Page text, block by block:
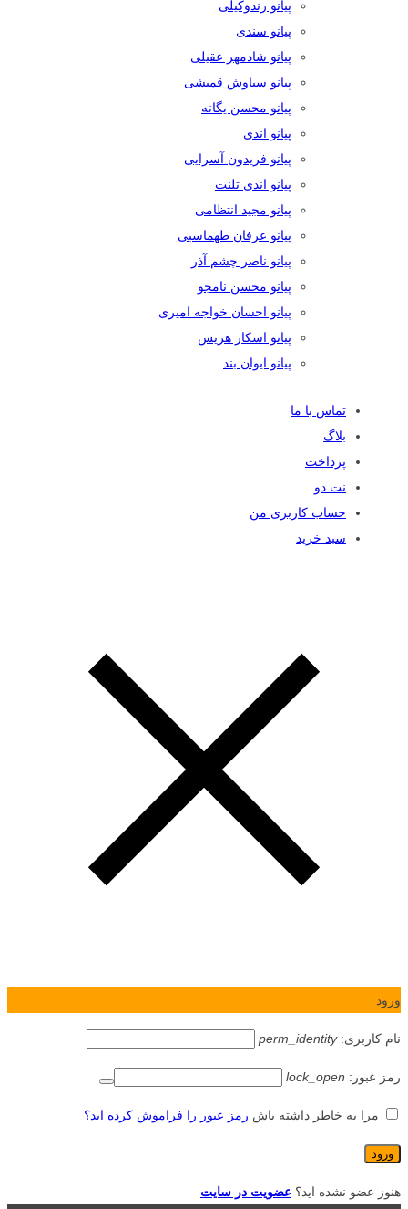
پیانو زندوکیلی
پیانو سندی
پیانو شادمهر عقیلی
پیانو سیاوش قمیشی
پیانو محسن یگانه
پیانو اندی
پیانو فریدون آسرایی
پیانو اندی تلنت
پیانو مجید انتظامی
پیانو عرفان طهماسبی
پیانو ناصر چشم آذر
پیانو محسن نامجو
پیانو احسان خواجه امیری
پیانو اسکار هریس
پیانو ایوان بند
تماس با ما
بلاگ
پرداخت
نت دو
حساب کاربری من
سبد خرید
ورود
نام کاربری:perm_identity
رمز عبور: lock_open
مرا به خاطر داشته باش رمز عبور را فراموش کرده اید؟
هنوز عضو نشده اید؟ عضویت در سایت